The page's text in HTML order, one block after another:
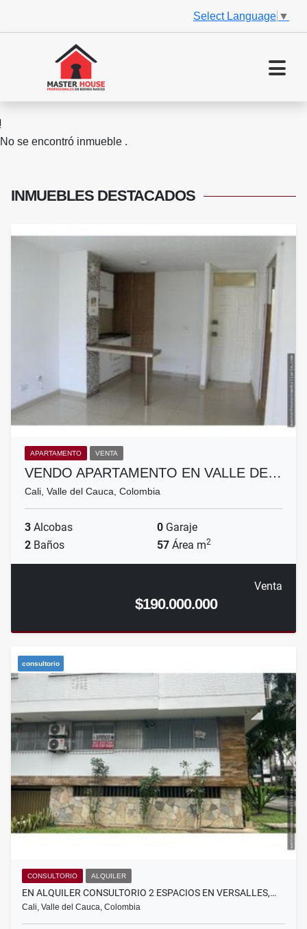
Select Language ▼
No se encontró inmueble .
INMUEBLES DESTACADOS
APARTAMENTO VENTA
VENDO APARTAMENTO EN VALLE DE…
Cali, Valle del Cauca, Colombia
3 Alcobas 0 Garaje
2 Baños 57 Área m2
Venta
$190.000.000
consultorio
CONSULTORIO ALQUILER
EN ALQUILER CONSULTORIO 2 ESPACIOS EN VERSALLES,…
Cali, Valle del Cauca, Colombia